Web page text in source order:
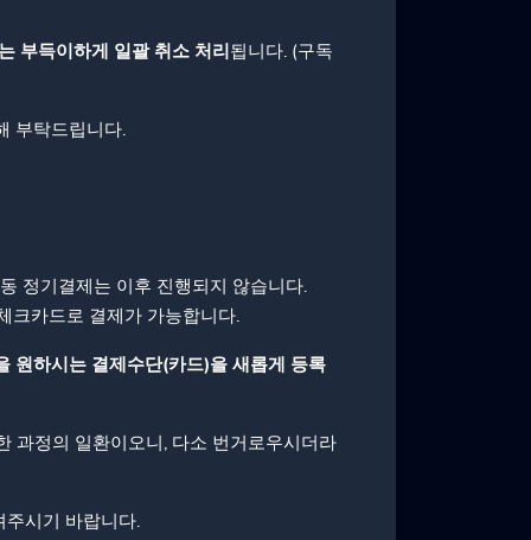
부득이하게 일괄 취소 처리됩니다. (구독
부탁드립니다.
정기결제는 이후 진행되지 않습니다.
크카드로 결제가 가능합니다.
원하시는 결제수단(카드)을 새롭게 등록
과정의 일환이오니, 다소 번거로우시더라
시기 바랍니다.